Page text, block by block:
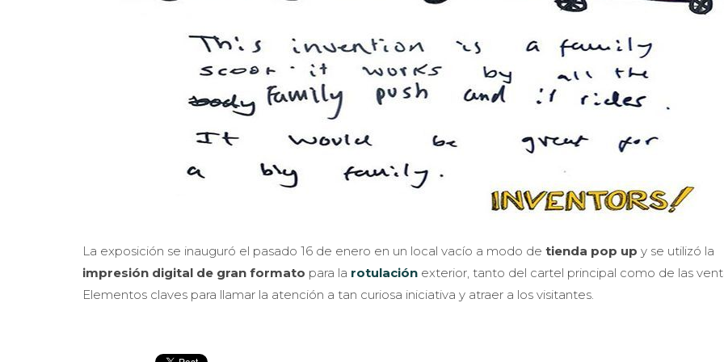
La exposición se inauguró el pasado 16 de enero en un local vacío a modo de tienda pop up y se utilizó la
impresión digital de gran formato para la rotulación exterior, tanto del cartel principal como de las
Elementos claves para llamar la atención a tan curiosa iniciativa y atraer a los visitantes.